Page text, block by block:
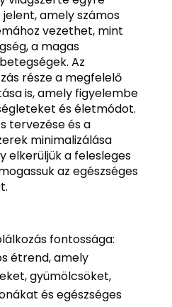
amely számos
vezethet, mint
a magas
Az
része a megfelelő
is, amely figyelembe
és életmódot.
tervezése és a
minimalizálása
elkerüljük a felesleges
az egészséges
fontossága:
étrend, amely
gyümölcsöket,
és egészséges